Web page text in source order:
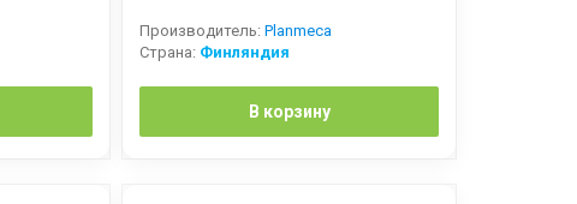
Производитель: Planmeca
Страна: Финляндия
В корзину